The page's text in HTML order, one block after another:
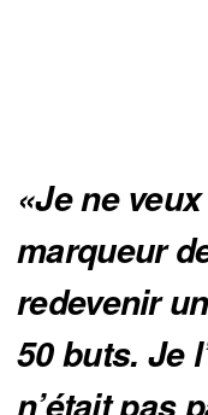
«Je ne
marqueur
redevenir
50 buts. Je